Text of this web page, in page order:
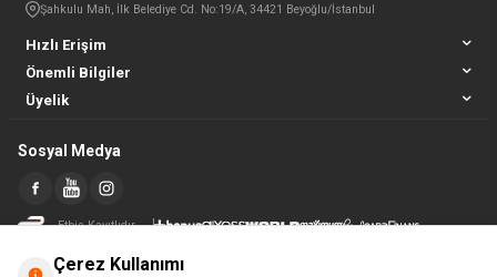
Hızlı Erişim
Önemli Bilgiler
Üyelik
Şahkulu Mah, İlk Belediye Cd. No:19/A, 34421 Beyoğlu/İstanbul
Sosyal Medya
Etbis Kayıtlıdır
Çerez Kullanımı